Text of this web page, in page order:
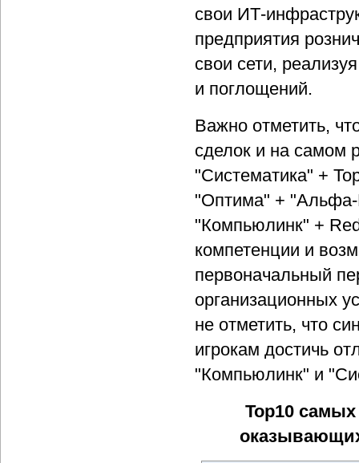
свои ИТ-
предприятия
свои сети,
и поглощений.
Важно отметить,
сделок и на самом
"Систематика" +
"Оптима" + "Альфа-
"Компьюлинк" +
компетенции и
первоначальный
организационных
не отметить, что
игрокам достичь
"Компьюлинк" и
Top10